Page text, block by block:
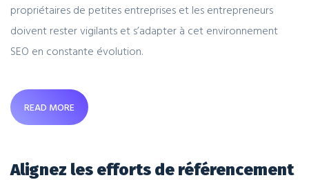
propriétaires de petites entreprises et les entrepreneurs
doivent rester vigilants et s’adapter à cet environnement
SEO en constante évolution.
READ MORE
Alignez les efforts de référencement